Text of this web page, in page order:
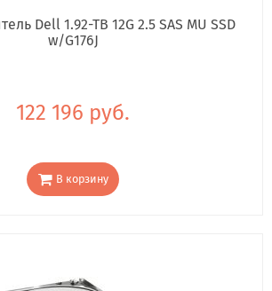
Dell 1.92-TB 12G 2.5 SAS MU SSD
w/G176J
122 196 руб.
В корзину